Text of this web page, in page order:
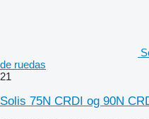
de ruedas
21
Solis 75N CRDI og 90N